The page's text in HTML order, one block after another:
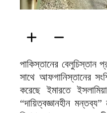
পাকিস্তানের বেলুচিস্তান
সাথে আফগানিস্তানের
করেছে ইমারতে
“দায়িত্বজ্ঞানহীন